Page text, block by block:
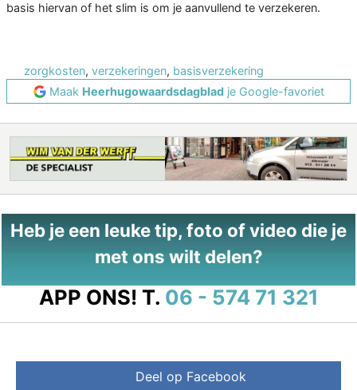
basis hiervan of het slim is om je aanvullend te verzekeren.
zorgkosten, verzekeringen, basisverzekering
Maak Heerhugowaardsdagbladje Google-favoriet
Heb je een leuke tip, foto of video die je
met ons wilt delen?
APP ONS! T. 06 - 574 71 321
Deel op Facebook